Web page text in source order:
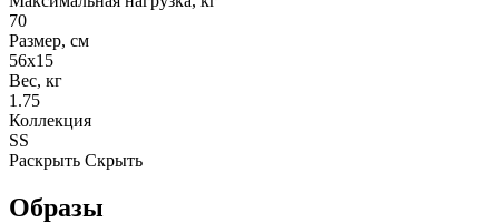
70
Размер, см
56х15
Вес, кг
1.75
Коллекция
SS
Раскрыть Скрыть
Образы